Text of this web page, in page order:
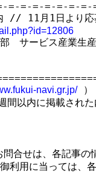
=-=-=-=-=-=-
// 11月1日より応
　サービス産業生
navi.gr.jp/ ）
間以内に掲載され
合せは、各記事の
利用に当っては、